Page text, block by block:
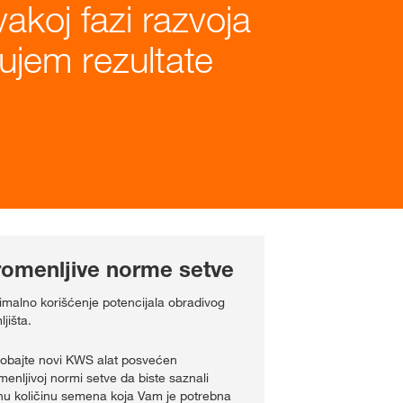
fazi razvoja
rezultate
norme setve
korišćenje potencijala obradivog
novi KWS alat posvećen
normi setve da biste saznali
količinu semena koja Vam je potrebna